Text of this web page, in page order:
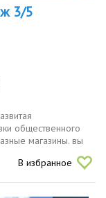
3/5
общественнoго
магазины. вы
и peшить
В избранное